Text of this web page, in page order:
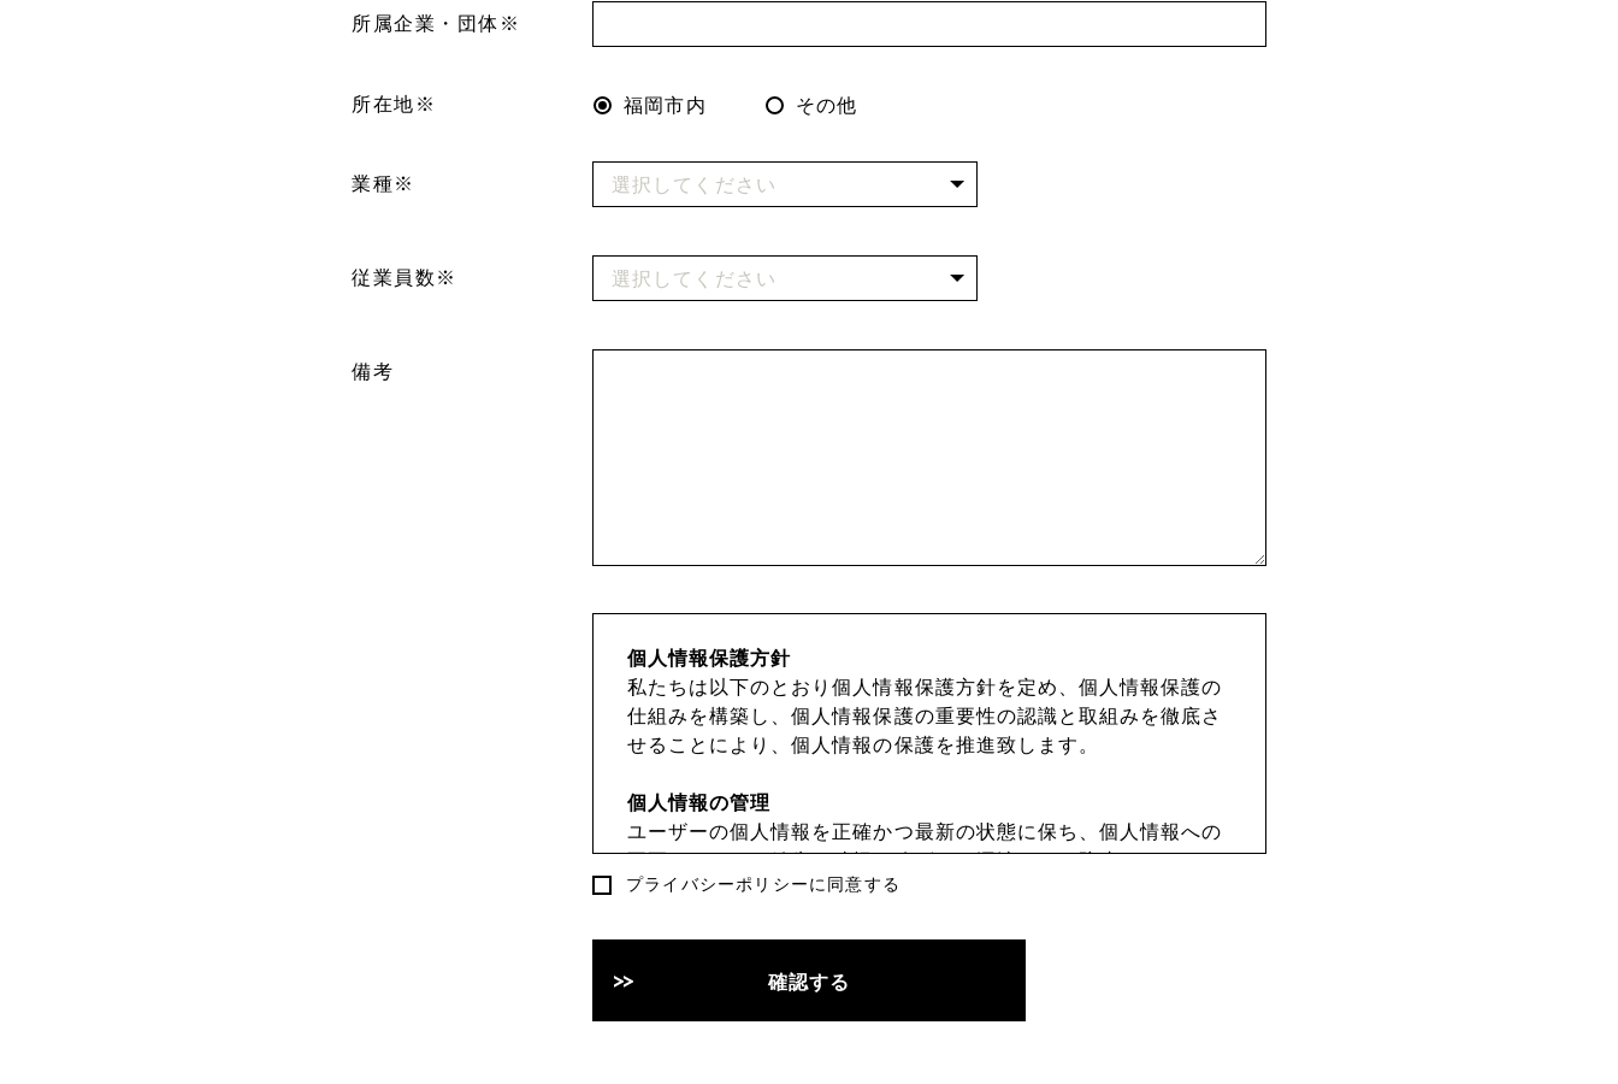
所属企業・団体 ※
所在地 ※ 福岡市内 その他
業種※
従業員数 ※
備考
個人情報保護方針
私たちは以下のとおり個人情報保護方針を定め、個人情報保護の
仕組みを構築し、個人情報保護の重要性の認識と取組みを徹底さ
せることにより、個人情報の保護を推進致します。
個人情報の管理
ユーザーの個人情報を正確かつ最新の状態に保ち、個人情報への
不正アクセス・紛失・破損・改ざん・漏洩などを防止するため、
セキュリティシステムの維持・管理体制の整備・社員教育の徹底
プライバシーポリシーに同意する
確認する